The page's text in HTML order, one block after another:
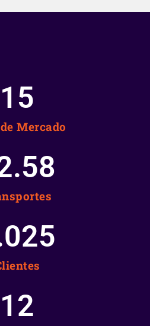
Mercado
15
12